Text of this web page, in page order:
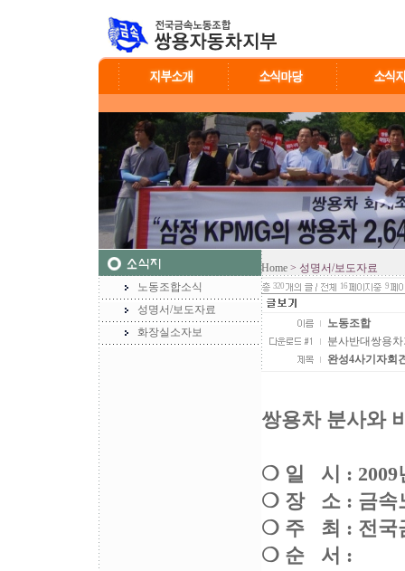
노동조합소식
성명서/보도자료
화장실소자보
Home > 성명서/보도자료
320 16 9
노동조합
분사반대쌍용
완성4사기자회
쌍용차 분사와
❍ 일 시 : 2009
❍ 장 소 : 금속
❍ 주 최 : 전국
❍ 순 서 :